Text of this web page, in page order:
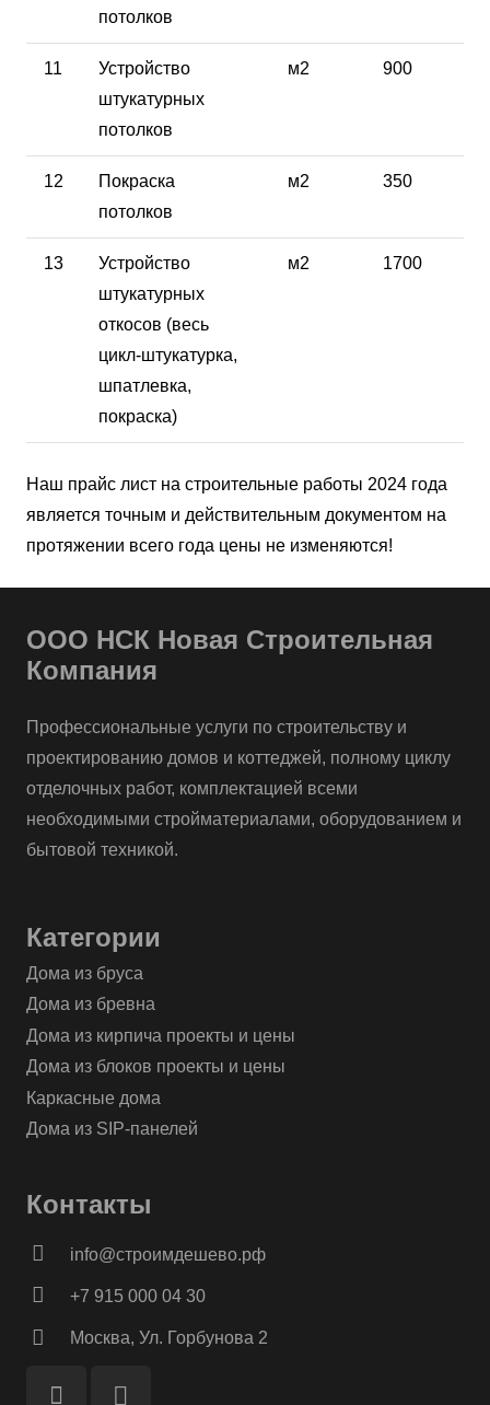
потолков
11
Устройство
штукатурных
потолков
м2 900
12
Покраска
потолков
м2 350
13
Устройство
штукатурных
откосов (весь
цикл-штукатурка,
шпатлевка,
покраска)
м2 1700
Наш прайс лист на строительные работы 2024 года
является точным и действительным документом на
протяжении всего года цены не изменяются!
ООО НСК Новая Строительная
Компания
Профессиональные услуги по строительству и
проектированию домов и коттеджей, полному циклу
отделочных работ, комплектацией всеми
необходимыми стройматериалами, оборудованием и
бытовой техникой.
Категории
Дома из бруса
Дома из бревна
Дома из кирпича проекты и цены
Дома из блоков проекты и цены
Каркасные дома
Дома из SIP-панелей
Контакты
info@строимдешево.рф
+7 915 000 04 30
Москва, Ул. Горбунова 2